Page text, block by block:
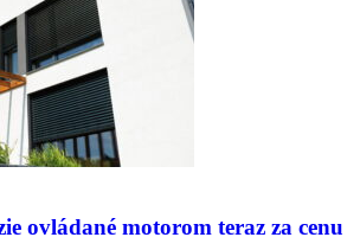
ovládané motorom teraz za cenu